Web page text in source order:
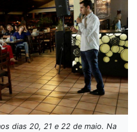
dias 20, 21 e 22 de maio. Na